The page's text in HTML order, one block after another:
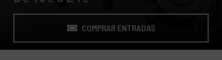
COMPRAR ENTRADAS